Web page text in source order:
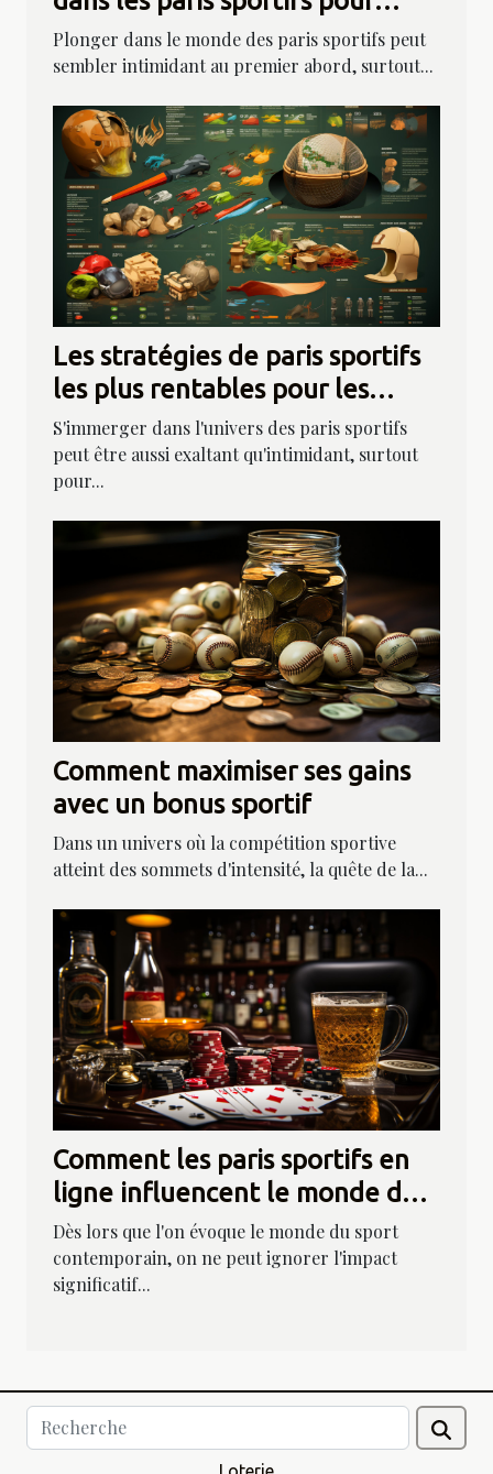
débutants
Plonger dans le monde des paris sportifs peut
sembler intimidant au premier abord, surtout...
Les stratégies de paris sportifs
les plus rentables pour les
débutants
S'immerger dans l'univers des paris sportifs
peut être aussi exaltant qu'intimidant, surtout
pour...
Comment maximiser ses gains
avec un bonus sportif
Dans un univers où la compétition sportive
atteint des sommets d'intensité, la quête de la...
Comment les paris sportifs en
ligne influencent le monde du
sport
Dès lors que l'on évoque le monde du sport
contemporain, on ne peut ignorer l'impact
significatif...